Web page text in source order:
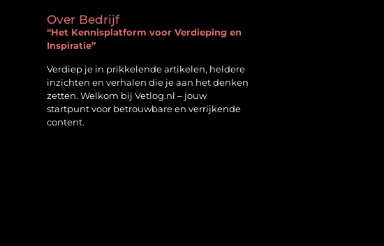
Over Bedrijf
“Het Kennisplatform voor Verdieping en
Inspiratie”
Verdiep je in prikkelende artikelen, heldere
inzichten en verhalen die je aan het denken
zetten. Welkom bij Vetlog.nl – jouw
startpunt voor betrouwbare en verrijkende
content.